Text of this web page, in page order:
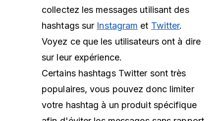
collectez les messages utilisant des
hashtags sur Instagram et Twitter.
Voyez ce que les utilisateurs ont à dire
sur leur expérience.
Certains hashtags Twitter sont très
populaires, vous pouvez donc limiter
votre hashtag à un produit spécifique